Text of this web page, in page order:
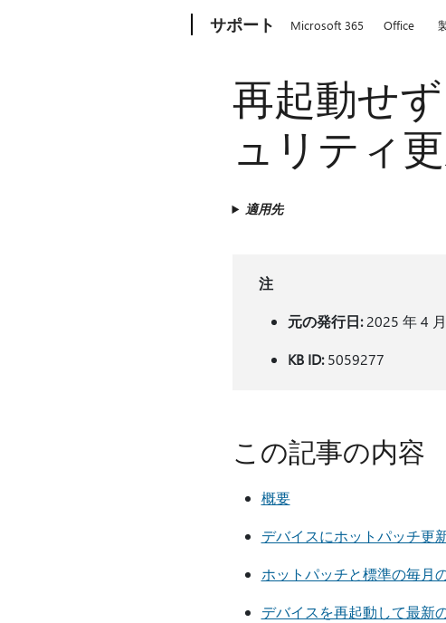
サポート Microsoft 365 Office
再起動せ
ュリティ
適用先
注
元の発行日:2025 年 4
KB ID:5059277
この記事の内容
概要
デバイスにホットパッチ更
ホットパッチと標準の毎月
デバイスを再起動して最新